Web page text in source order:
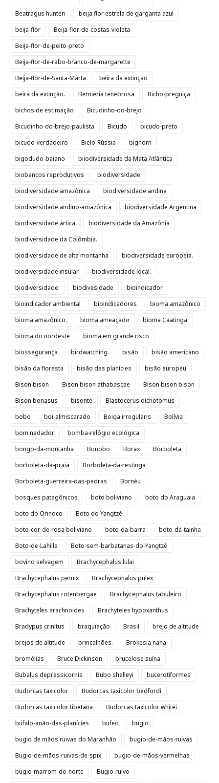
Beatragus hunteri
beija flor estrela de garganta azul
beija-flor
Beija-flor-de-costas-violeta
Beija-flor-de-peito-preto
Beija-flor-de-rabo-branco-de-margarette
Beija-flor-de-Santa-Marta
beira da extinção
beira da extinção.
Bernieria tenebrosa
Bicho-preguiça
bichos de estimação
Bicudinho-do-brejo
Bicudinho-do-brejo-paulista
Bicudo
bicudo-preto
bicudo-verdadeiro
Bielo-Rússia
bighorn
bigodudo-baiano
biiodiversidade da Mata Atlântica
biobancos reprodutivos
biodiversidade
biodiversidade amazônica
biodiversidade andina
biodiversidade andino-amazônica
biodiversidade Argentina
biodiversidade ártica
biodiversidade da Amazônia
biodiversidade da Colômbia.
biodiversidade de alta montanha
biodiversidade européia.
biodiversidade insular
biodiversidade local.
biodiversidade.
biodivesidade
bioindicador
bioindicador ambiental
bioindicadores
bioma amazônico
bioma amazônico.
bioma ameaçado
bioma Caatinga
bioma do nordeste
bioma em grande risco
biossegurança
birdwatching. bisão
bisão americano
bisão da floresta
bisão das planícies
bisão europeu
Bison bison
Bison bison athabascae
Bison bison bison
Bison bonasus
bisonte
Blastocerus dichotomus
bobo
boi-almiscarado Boiga irregularis
Bolívia
bom nadador
bomba-relógio ecológica
bongo-da-montanha
Bonobo Borax
Borboleta
borboleta-da-praia
Borboleta-da-restinga
Borboleta-guerreira-das-pedras
Bornéu
bosques patagônicos
boto boliviano
boto do Araguaia
boto do Orinoco
Boto do Yangtzé
boto-cor-de-rosa boliviano
boto-da-barra
boto-da-tainha
Boto-de-Lahille
Boto-sem-barbatanas-do-Yangtzé
bovino selvagem
Brachycephalus lulai
Brachycephalus pernix
Brachycephalus pulex
Brachycephalus rotenbergae
Brachycephalus tabuleiro
Brachyteles arachnoides
Brachyteles hypoxanthus
Bradypus crinitus
braquiação Brasil
brejo de altitude
brejos de altitude
brincalhões.
Brokesia nana
bromélias
Bruce Dickinson
brucelose suína
Bubalus depressicornis
Bubo shelleyi
bucerotiformes
Budorcas taxicolor
Budorcas taxicolor bedfordi
Budorcas taxicolor tibetana
Budorcas taxicolor whitei
búfalo-anão-das-planícies
bufeo
bugio
bugio de mãos ruivas do Maranhão
bugio-de-mãos-ruivas
Bugio-de-mãos-ruivas-de-spix
bugio-de-mãos-vermelhas
bugio-marrom-do-norte
Bugio-ruivo